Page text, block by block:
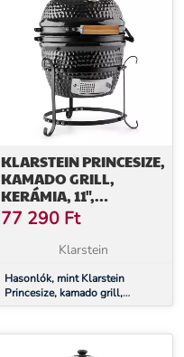
KLARSTEIN PRINCESIZE,
KAMADO GRILL,
KERÁMIA, 11",
FÜSTÖLÉS, BBQ, LASSÚ
SÜTÉS, FEKETE
77 290 Ft
Klarstein
Hasonlók, mint Klarstein
Princesize, kamado grill,
kerámia, 11", füstölés, BBQ,